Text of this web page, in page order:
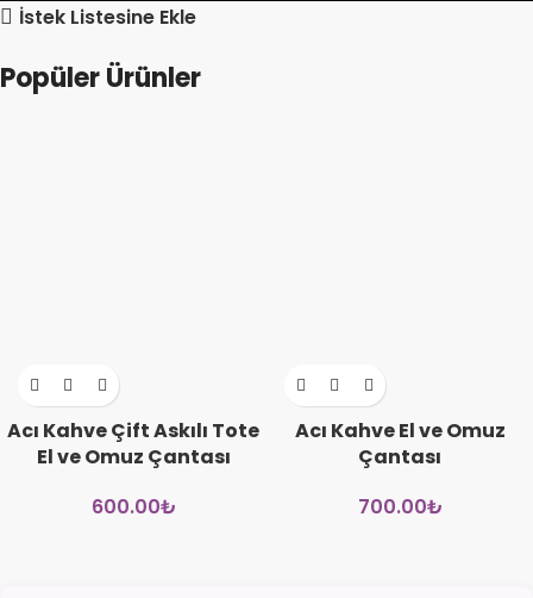
İstek Listesine Ekle
Popüler Ürünler
Acı Kahve Çift Askılı Tote
El ve Omuz Çantası
600.00₺
Acı Kahve El ve Omuz
Çantası
700.00₺